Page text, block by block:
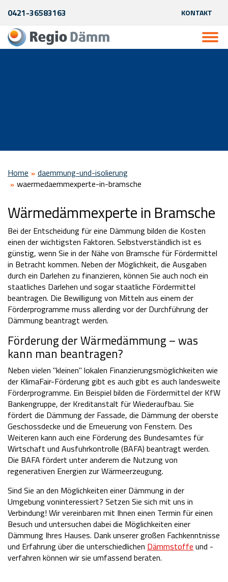
0421-36583163 KONTAKT
Home
daemmung-und-isolierung
waermedaemmexperte-in-bramsche
Wärmedämmexperte in Bramsche
Bei der Entscheidung für eine Dämmung bilden die Kosten
einen der wichtigsten Faktoren. Selbstverständlich ist es
günstig, wenn Sie in der Nähe von Bramsche für Fördermittel
in Betracht kommen. Neben der Möglichkeit, die Ausgaben
durch ein Darlehen zu finanzieren, können Sie auch noch ein
staatliches Darlehen und sogar staatliche Fördermittel
beantragen. Die Bewilligung von Mitteln aus einem der
Förderprogramme muss allerding vor der Durchführung der
Dämmung beantragt werden.
Förderung der Wärmedämmung – was
kann man beantragen?
Neben vielen "kleinen" lokalen Finanzierungsmöglichkeiten wie
der KlimaFair-Förderung gibt es auch gibt es auch landesweite
Förderprogramme. Ein Beispiel bilden die Fördermittel der KfW
Bankengruppe, der Kreditanstalt für Wiederaufbau. Sie
fördert die Dämmung der Fassade, die Dämmung der oberste
Geschossdecke und die Erneuerung von Fenstern. Des
Weiteren kann auch eine Förderung des Bundesamtes für
Wirtschaft und Ausfuhrkontrolle (BAFA) beantragt werden.
Die BAFA fördert unter anderem die Nutzung von
regenerativen Energien zur Wärmeerzeugung.
Sind Sie an den Möglichkeiten einer Dämmung in der
Umgebung voninteressiert? Setzen Sie sich mit uns in
Verbindung! Wir vereinbaren mit Ihnen einen Termin für einen
Besuch und untersuchen dabei die Möglichkeiten einer
Dämmung Ihres Hauses. Dank unserer großen Fachkenntnisse
und Erfahrung über die unterschiedlichen Dämmstoffe und -
verfahren können wir sie umfassend beraten.